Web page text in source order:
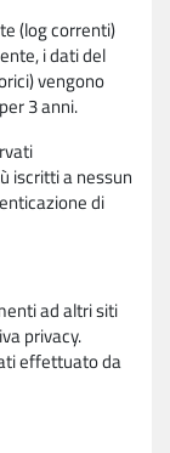
(log correnti)
i dati del
vengono
3 anni.
iscritti a nessun
di
ad altri siti
privacy.
effettuato da